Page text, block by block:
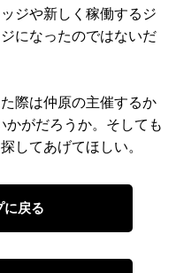
ジや新しく稼働するジ
になったのではないだ
際は仲原の主催するか
かがだろうか。そしても
してあげてほしい。
に戻る